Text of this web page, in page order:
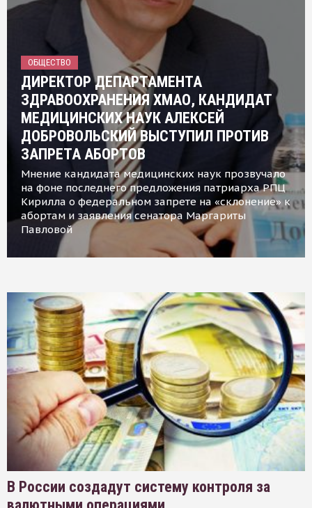
ОБЩЕСТВО
ДИРЕКТОР ДЕПАРТАМЕНТА
ЗДРАВООХРАНЕНИЯ ХМАО, КАНДИДАТ
МЕДИЦИНСКИХ НАУК АЛЕКСЕЙ
ДОБРОВОЛЬСКИЙ ВЫСТУПИЛ ПРОТИВ
ЗАПРЕТА АБОРТОВ
Мнение кандидата медицинских наук прозвучало
на фоне последнего предложения патриарха РПЦ
Кирилла о федеральном запрете на «склонение» к
абортам и заявления сенатора Маргариты
Павловой
В России создадут систему контроля за